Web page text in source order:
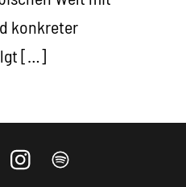
konkreter
[…]